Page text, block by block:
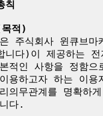
칙
적)
주식회사 윈큐브
다)이 제공하는 전
적인 사항을 정함으
용하고자 하는 이용
의무관계를 명확하
다.